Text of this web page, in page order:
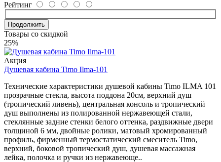
Рейтинг
Продолжить
Товары со скидкой
25%
Акция
Душевая кабина Timo Ilma-101
Технические характеристики душевой кабины Timo ILMA 101
прозрачные стекла, высота поддона 20см, верхний душ
(тропический ливень), центральная консоль и тропический
душ выполнены из полированной нержавеющей стали,
стеклянные задние стенки белого оттенка, раздвижные двери
толщиной 6 мм, двойные ролики, матовый хромированный
профиль, фирменный термостатический смеситель Timo,
верхний, боковой тропический душ, душевая массажная
лейка, полочка и ручки из нержавеюще..